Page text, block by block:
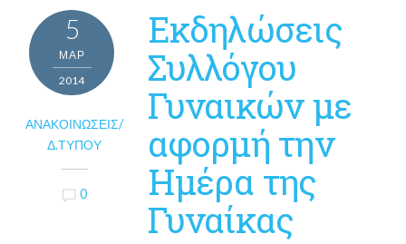
5
ΜΑΡ
2014
ΑΝΑΚΟΙΝΏΣΕΙΣ/
Δ.ΤΎΠΟΥ
0
Εκδηλώσεις
Συλλόγου
Γυναικών με
αφορμή την
Ημέρα της
Γυναίκας